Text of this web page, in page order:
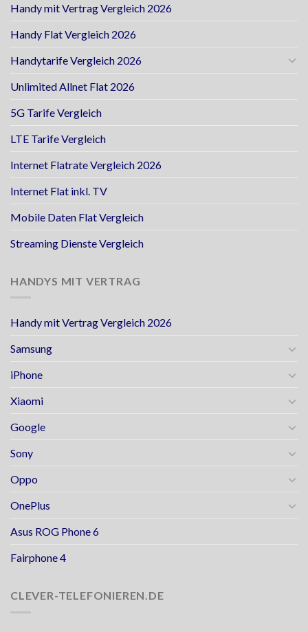
Handy mit Vertrag Vergleich 2026
Handy Flat Vergleich 2026
Handytarife Vergleich 2026
Unlimited Allnet Flat 2026
5G Tarife Vergleich
LTE Tarife Vergleich
Internet Flatrate Vergleich 2026
Internet Flat inkl. TV
Mobile Daten Flat Vergleich
Streaming Dienste Vergleich
HANDYS MIT VERTRAG
Handy mit Vertrag Vergleich 2026
Samsung
iPhone
Xiaomi
Google
Sony
Oppo
OnePlus
Asus ROG Phone 6
Fairphone 4
CLEVER-TELEFONIEREN.DE